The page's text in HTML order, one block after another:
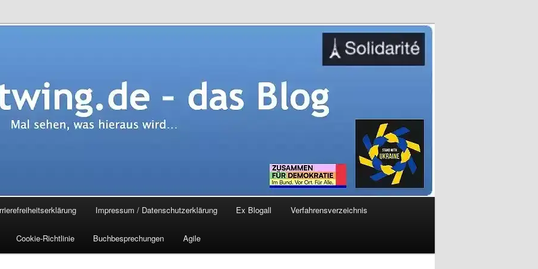
Impressum / Datenschutzerklärung Ex Blogall Verfahrensverzeichnis
Cookie-Richtlinie Buchbesprechungen Agile